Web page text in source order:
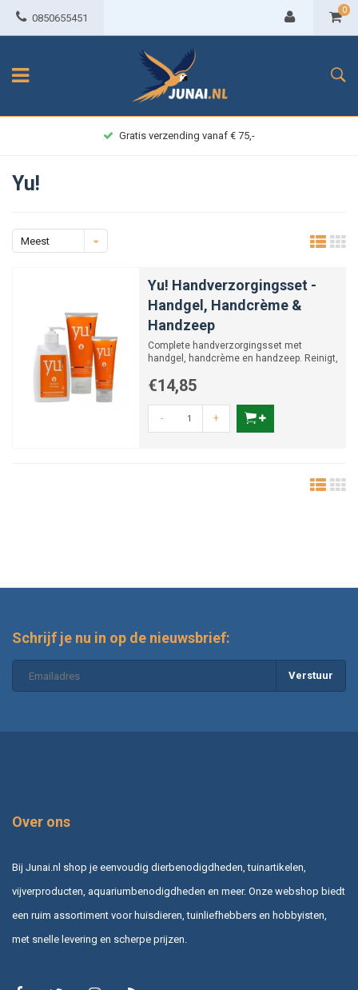
0850655451
0
Gratis verzending vanaf € 75,-
Yu!
Meest
Yu! Handverzorgingsset -
Handgel, Handcrème &
Handzeep
Complete handverzorgingsset met
handgel, handcrème en handzeep. Reinigt,
€14,85
- +
Schrijf je nu in op de nieuwsbrief:
Verstuur
Over ons
Bij Junai.nl shop je eenvoudig dierbenodigdheden, tuinartikelen,
vijverproducten, aquariumbenodigdheden en meer. Onze webshop biedt
een ruim assortiment voor huisdieren, tuinliefhebbers en hobbyisten,
met snelle levering en scherpe prijzen.